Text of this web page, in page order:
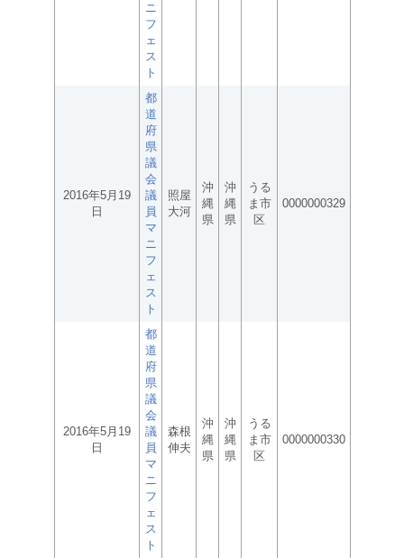
ニ
フ
ェ
ス
ト
2016年5月19
日
都
道
府
県
議
会
議
員
マ
ニ
フ
ェ
ス
ト
照屋
大河
沖
縄
県
沖
縄
県
うる
ま市
区
0000000329
2016年5月19
日
都
道
府
県
議
会
議
員
マ
ニ
フ
ェ
ス
ト
森根
伸夫
沖
縄
県
沖
縄
県
うる
ま市
区
0000000330